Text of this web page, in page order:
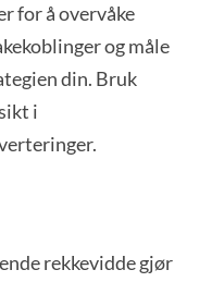
for å overvåke
og måle
din. Bruk
i
rekkevidde gjør